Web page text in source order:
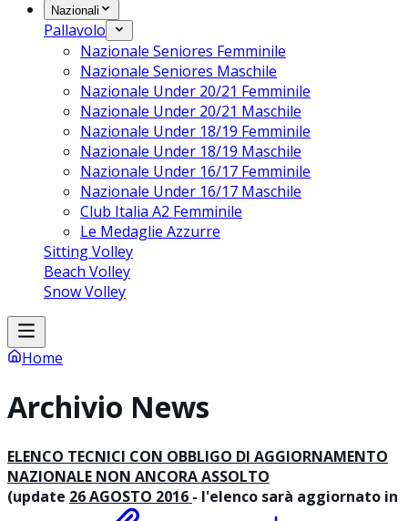
Nazionali
Pallavolo
Nazionale Seniores Femminile
Nazionale Seniores Maschile
Nazionale Under 20/21 Femminile
Nazionale Under 20/21 Maschile
Nazionale Under 18/19 Femminile
Nazionale Under 18/19 Maschile
Nazionale Under 16/17 Femminile
Nazionale Under 16/17 Maschile
Club Italia A2 Femminile
Le Medaglie Azzurre
Sitting Volley
Beach Volley
Snow Volley
Home
Archivio News
ELENCO TECNICI CON OBBLIGO DI AGGIORNAMENTO
NAZIONALE NON ANCORA ASSOLTO
(update 26 AGOSTO 2016 - l'elenco sarà aggiornato in